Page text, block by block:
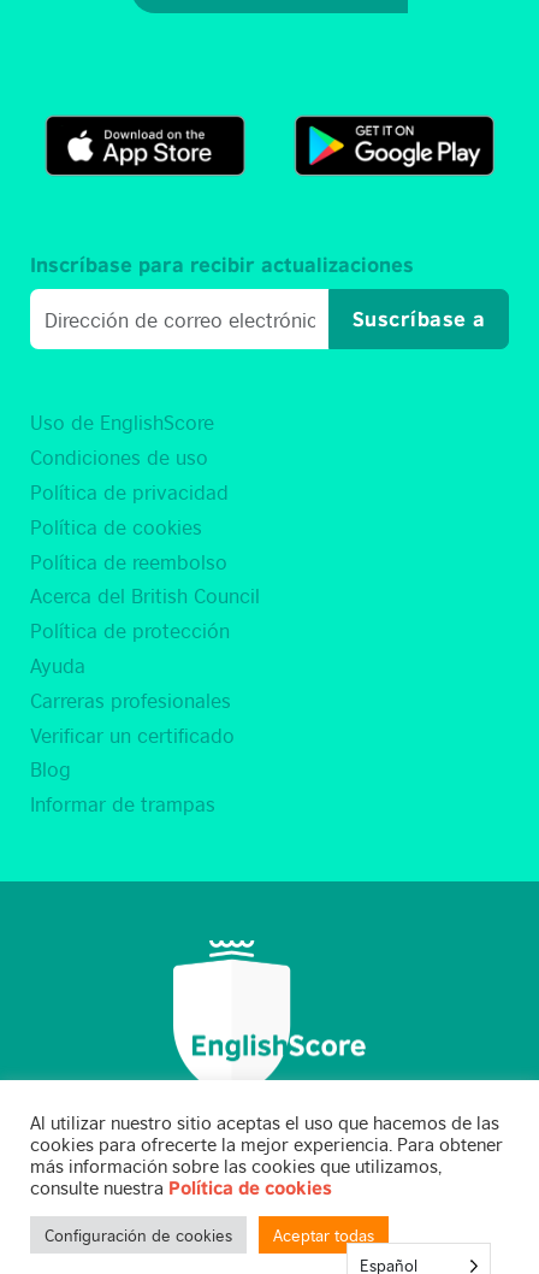
Uso de EnglishScore
Condiciones de uso
Política de privacidad
Política de cookies
Política de reembolso
Acerca del British Council
Política de protección
Ayuda
Carreras profesionales
Verificar un certificado
Blog
Informar de trampas
Inscríbase para recibir actualizaciones
Suscríbase a
BC EnglishScore Limited 2021
Al utilizar nuestro sitio aceptas el uso que hacemos de las
cookies para ofrecerte la mejor experiencia. Para obtener
más información sobre las cookies que utilizamos,
consulte nuestra Política de cookies
Configuración de cookies
Aceptar todas
Español